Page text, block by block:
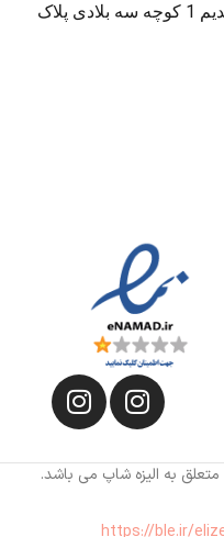
بوشهر دهدشتی کوچه بازار قدیم 1 کوچه سه بلادی پلاک
به الیزه شاپ می باشد.
https://ble.ir/